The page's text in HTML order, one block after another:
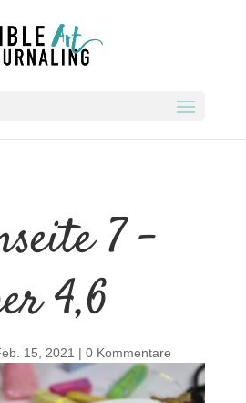
7 –
4,6
15, 2021 | 0 Kommentare